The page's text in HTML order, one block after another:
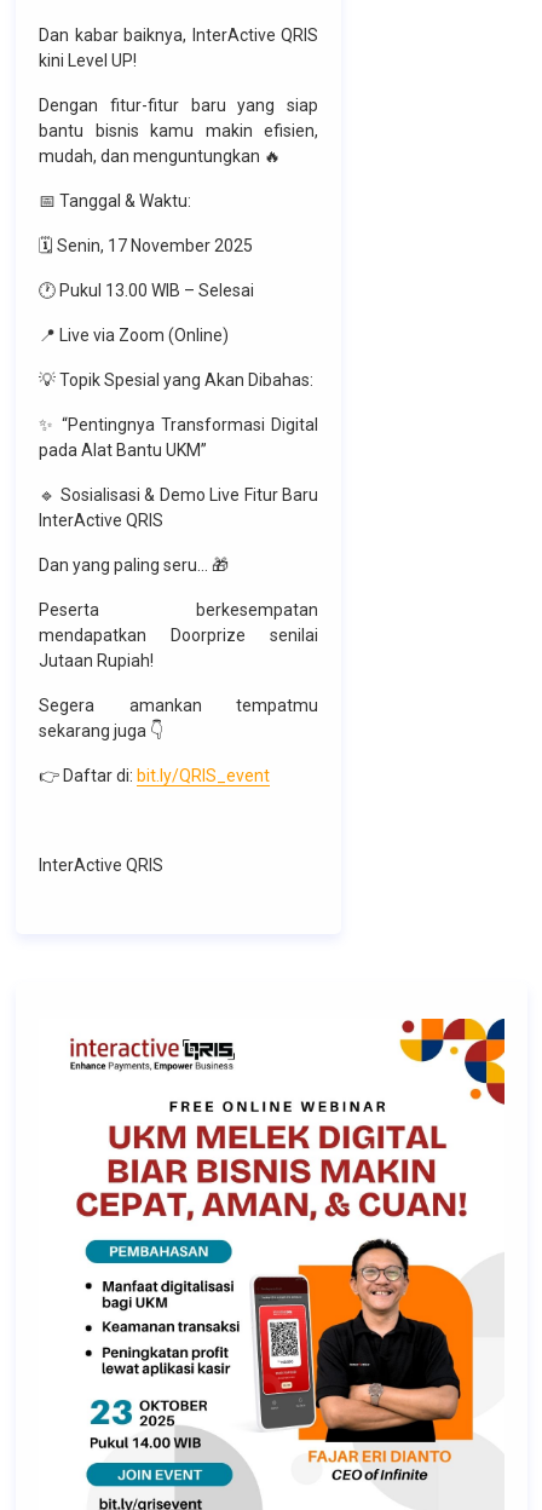
Dan kabar baiknya, InterActive QRIS
kini Level UP!
Dengan fitur-fitur baru yang siap
bantu bisnis kamu makin efisien,
mudah, dan menguntungkan 🔥
📅 Tanggal & Waktu:
🗓 Senin, 17 November 2025
🕐 Pukul 13.00 WIB – Selesai
📍 Live via Zoom (Online)
💡 Topik Spesial yang Akan Dibahas:
✨ “Pentingnya Transformasi Digital
pada Alat Bantu UKM”
🔹 Sosialisasi & Demo Live Fitur Baru
InterActive QRIS
Dan yang paling seru… 🎁
Peserta berkesempatan
mendapatkan Doorprize senilai
Jutaan Rupiah!
Segera amankan tempatmu
sekarang juga 👇
👉 Daftar di: bit.ly/QRIS_event
InterActive QRIS